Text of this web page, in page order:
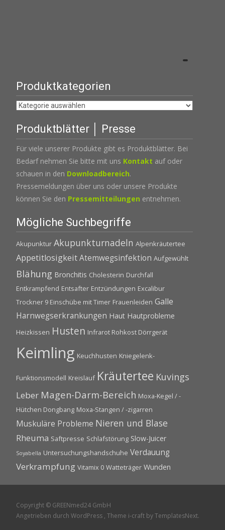
Produktkategorien
Produktblätter │ Presse
Für viele unserer Produkte gibt es Produktblätter. Bei
Bedarf nehmen Sie bitte mit uns Kontakt auf oder
schauen in den Downloadbereich.
Pressemeldungen über uns oder unsere Produkte
können Sie den Pressemitteilungen entnehmen.
Mögliche Suchbegriffe
Akupunktur Akupunkturnadeln Alpenkräutertee
AppetitlosigkeitAtemwegsinfektion Aufgewühlt
Blähung Bronchitis Cholesterin Durchfall
Entkrampfend Entsafter Entzündungen Excalibur
Trockner 9 Einschübe mit Timer Frauenleiden Galle
Harnwegserkrankungen Haut Hautprobleme
Heizkissen Husten Infrarot Rohkost Dörrgerät
Keimling Keuchhusten Kniegelenk-
Funktionsmodell Kreislauf Kräutertee Kuvings
Leber Magen-Darm-Bereich Moxa-Kegel / -
Hütchen Dongbang Moxa-Stangen / -zigarren
Muskuläre Probleme Nieren und Blase
Rheuma Saftpresse Schlafstörung Slow-Juicer
Soyabella Untersuchungshandschuhe Verdauung
Verkrampfung Vitamix 0 Watteträger Wunden
Copyright © GREENmed24 GmbH
Angetrieben durch WordPress , Theme i-craft by TemplatesNext.